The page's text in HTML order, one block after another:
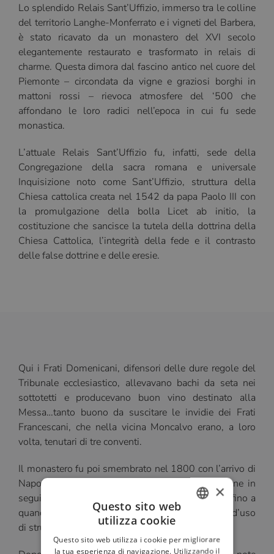
Lo splendido Relais Sant’Uffizio, immerso tra le colline
del territorio Langhe-Monferrato e i vigneti del Barbera,
è stato ricavato da un monastero del XVI secolo
elegantemente restaurato e trasformato in relais di
charme. Questa dimora dal fascino antico nel cuore del
Piemonte – circondata da vigne e graziosi borghi in
mattoni rossi – rievoca atmosfere del ‘500 che
affondano le loro radici nell’epoca in cui fu sede
monastica.
L’attuale Relais Sant’Uffizio fu, infatti, sede della
Congregazione della sacra romana e universale
Inquisizione noto come Sant’Uffizio, struttura della
Chiesa cattolica creata nel 1542 da papa Paolo III con
la promulgazione della bolla Licet ab initio, la
costituzione che sancisce la tutela della dottrina della
Chiesa Cattolica, l’integrità della fede e il contrasto
delle false dottrine e delle eresie.
Qui i Frati Domenicani, difensori delle dure regole del
Tribunale ecclesiastico, allevavano bachi da seta nei
sottotetti e producevano buon vino destinato alla
Messa…tanto buono da suscitare le invidie dei Frati
Francescani, che nella vicina Moncalvo erano, a loro
volta, tenutari di tre conventi.
Il monastero fu poi smembrato nel 1800 con l’arrivo di
Napoleone, dopo la battaglia di Marengo. Divenne in
seguito una tenuta agricola e infine abbandonato fino a
quando, negli anni ‘70 assunse la destinazione d’uso
di struttura ricettiva.
FRENCH
×
Questo sito web
utilizza cookie
Questo sito web utilizza i cookie per migliorare
la tua esperienza di navigazione. Utilizzando il